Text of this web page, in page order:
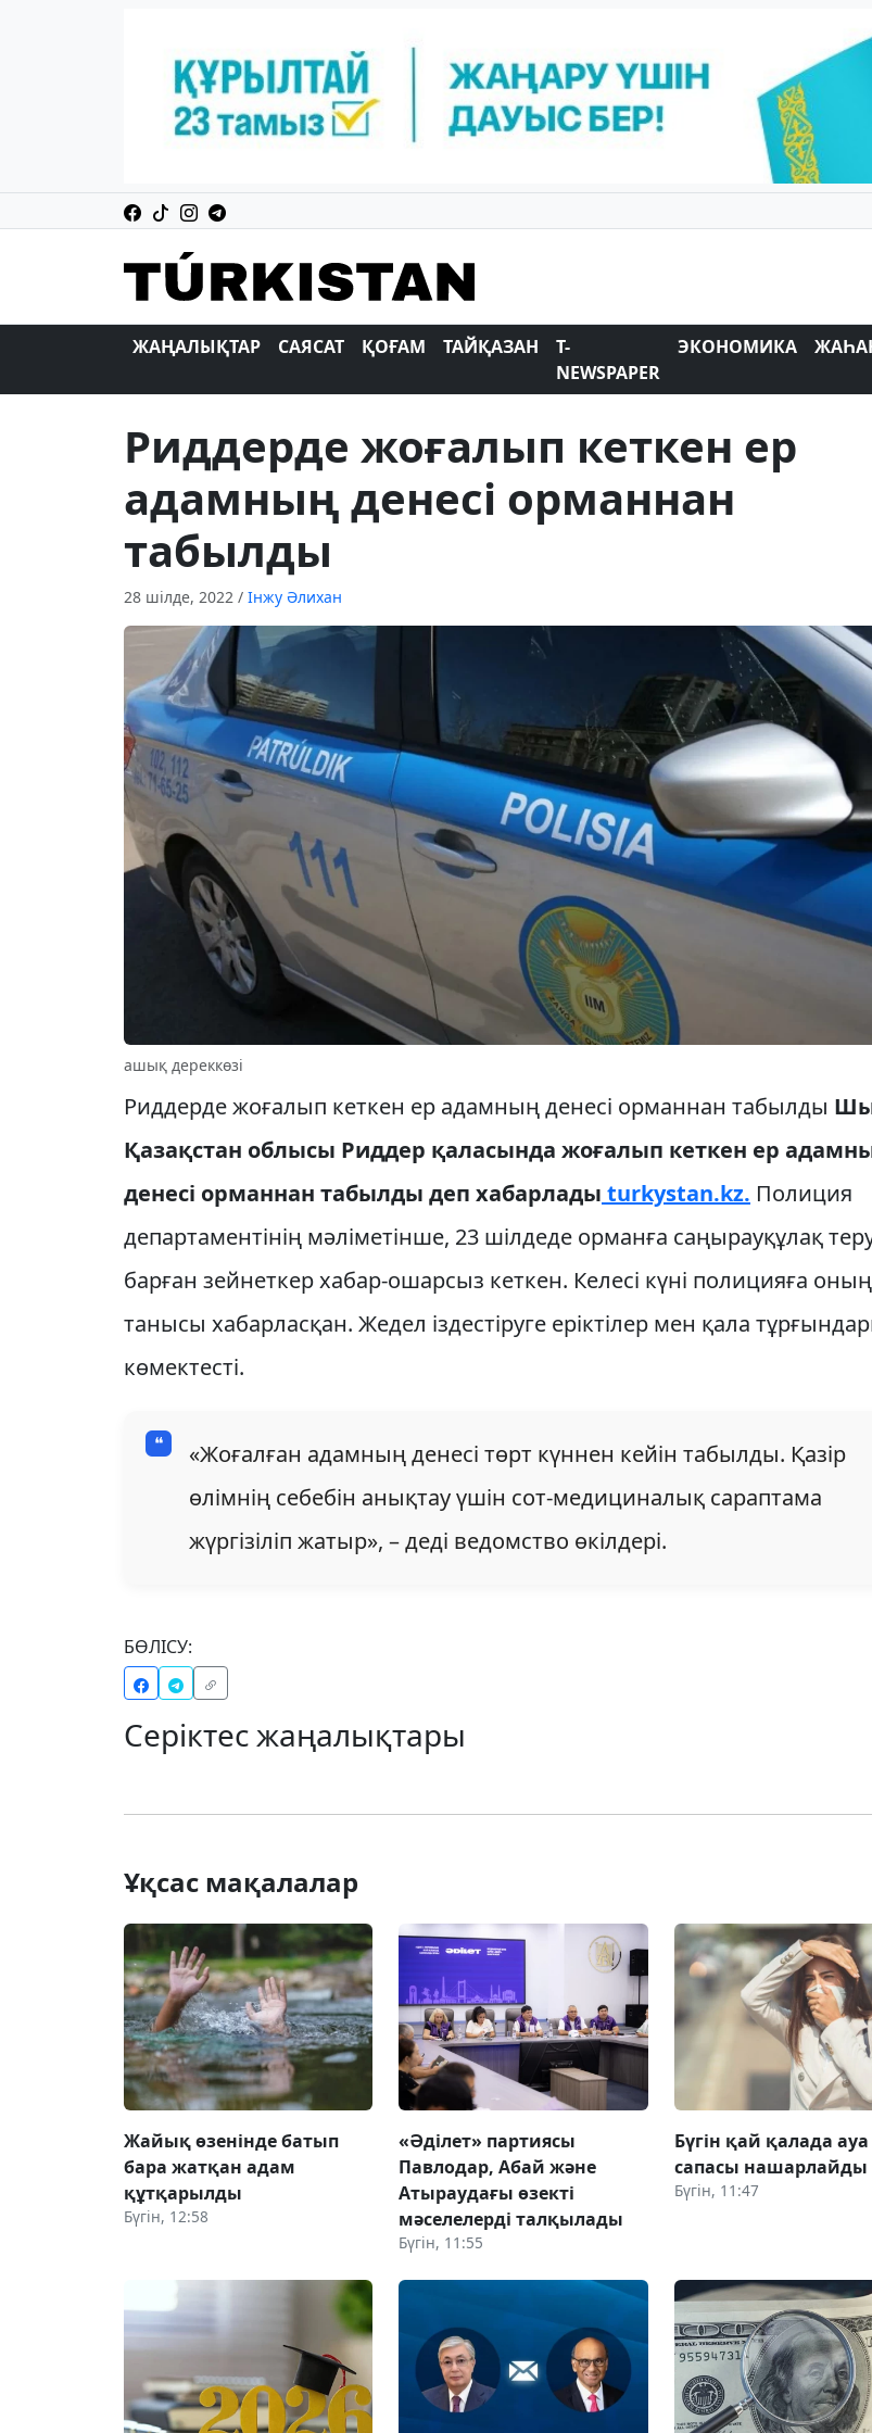
ЖАҢАЛЫҚТАР САЯСАТ ҚОҒАМ ТАЙҚАЗАН
T-
NEWSPAPER
ЭКОНОМИКА
Риддерде жоғалып кеткен ер
адамның денесі орманнан
табылды
28 шілде, 2022 / Інжу Әлихан
ашық дереккөзі
Риддерде жоғалып кеткен ер адамның денесі орманнан табылды
Қазақстан облысы Риддер қаласында жоғалып кеткен ер
денесі орманнан табылды деп хабарлады turkystan.kz. Полиция
департаментінің мәліметінше, 23 шілдеде орманға саңырауқұлақ
барған зейнеткер хабар-ошарсыз кеткен. Келесі күні полицияға оның
танысы хабарласқан. Жедел іздестіруге еріктілер мен қала
көмектесті.
«Жоғалған адамның денесі төрт күннен кейін табылды. Қазір
өлімнің себебін анықтау үшін сот-медициналық сараптама
жүргізіліп жатыр», – деді ведомство өкілдері.
БӨЛІСУ:
Серіктес жаңалықтары
Ұқсас мақалалар
Жайық өзенінде батып
бара жатқан адам
құтқарылды
Бүгін, 12:58
«Әділет» партиясы
Павлодар, Абай және
Атыраудағы өзекті
мәселелерді талқылады
Бүгін, 11:55
Бүгін қай қалада ауа
сапасы нашарлайды
Бүгін, 11:47